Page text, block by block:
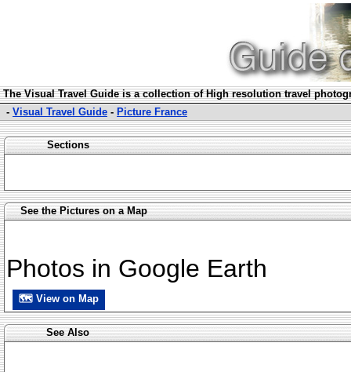
The Visual Travel Guide is a collection of High resolution travel
- Visual Travel Guide - Picture France
Sections
See the Pictures on a Map
Photos in Google Earth
🗺 View on Map
See Also